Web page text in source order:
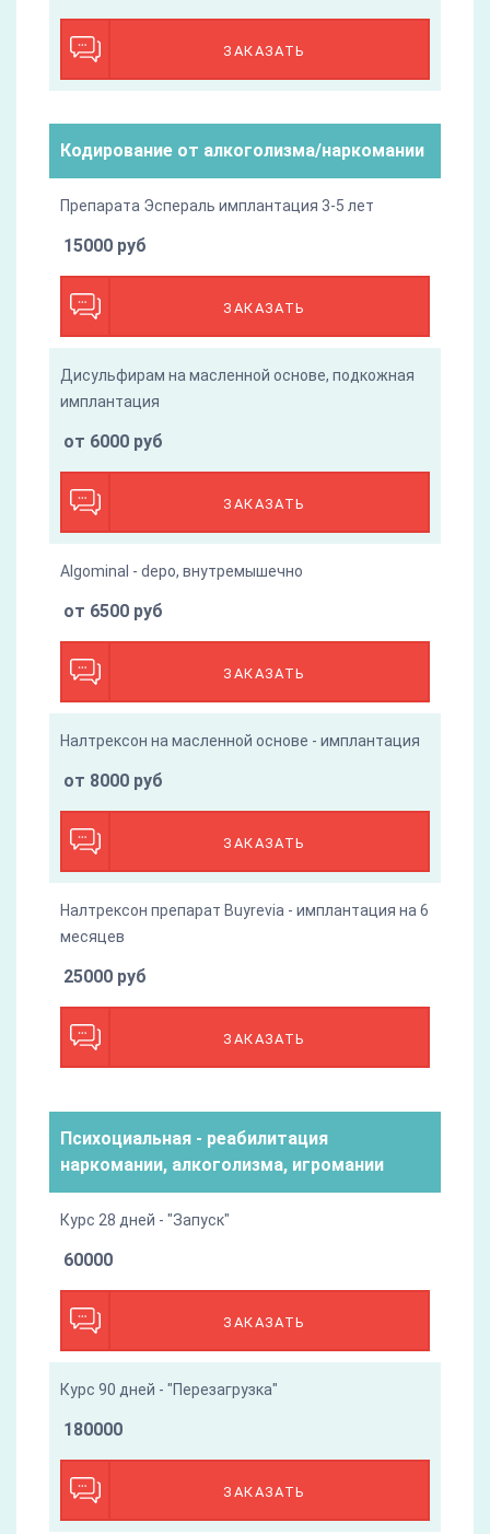
ЗАКАЗАТЬ
Кодирование от алкоголизма/наркомании
Препарата Эспераль имплантация 3-5 лет
ЗАКАЗАТЬ
15000 руб
Дисульфирам на масленной основе, подкожная
имплантация
ЗАКАЗАТЬ
от 6000 руб
Algominal - depo, внутремышечно
ЗАКАЗАТЬ
от 6500 руб
Налтрексон на масленной основе - имплантация
ЗАКАЗАТЬ
от 8000 руб
Налтрексон препарат Buyrevia - имплантация на 6
месяцев
ЗАКАЗАТЬ
25000 руб
Психоциальная - реабилитация
наркомании, алкоголизма, игромании
Курс 28 дней - "Запуск"
ЗАКАЗАТЬ
60000
Курс 90 дней - "Перезагрузка"
ЗАКАЗАТЬ
180000